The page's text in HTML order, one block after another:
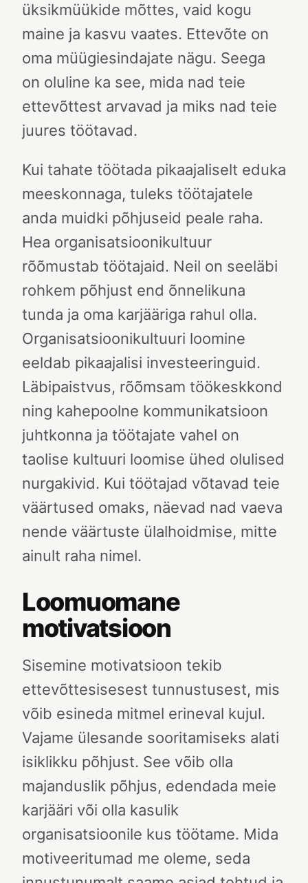
üksikmüükide mõttes, vaid kogu
maine ja kasvu vaates. Ettevõte on
oma müügiesindajate nägu. Seega
on oluline ka see, mida nad teie
ettevõttest arvavad ja miks nad teie
juures töötavad.
Kui tahate töötada pikaajaliselt eduka
meeskonnaga, tuleks töötajatele
anda muidki põhjuseid peale raha.
Hea organisatsioonikultuur
rõõmustab töötajaid. Neil on seeläbi
rohkem põhjust end õnnelikuna
tunda ja oma karjääriga rahul olla.
Organisatsioonikultuuri loomine
eeldab pikaajalisi investeeringuid.
Läbipaistvus, rõõmsam töökeskkond
ning kahepoolne kommunikatsioon
juhtkonna ja töötajate vahel on
taolise kultuuri loomise ühed olulised
nurgakivid. Kui töötajad võtavad teie
väärtused omaks, näevad nad vaeva
nende väärtuste ülalhoidmise, mitte
ainult raha nimel.
Loomuomane
motivatsioon
Sisemine motivatsioon tekib
ettevõttesisesest tunnustusest, mis
võib esineda mitmel erineval kujul.
Vajame ülesande sooritamiseks alati
isiklikku põhjust. See võib olla
majanduslik põhjus, edendada meie
karjääri või olla kasulik
organisatsioonile kus töötame. Mida
motiveeritumad me oleme, seda